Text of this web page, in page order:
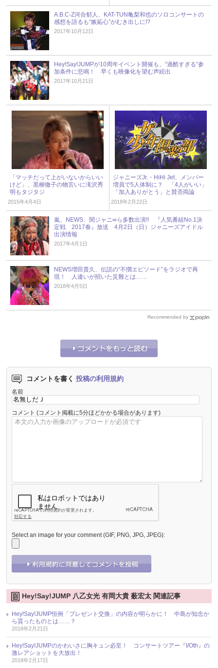
A.B.C-Z河合郁人、KAT-TUN亀梨和也のソロコンサートの
感想を語るも“嫉妬心”がむき出しに!?
2017年10月12日
Hey!Say!JUMPが10周年イベント開催も、“過酷すぎる”参
加条件に悲鳴！ 早くも映像化を望む声続出
2017年10月21日
「マッチだって上がいないからいい
けど」、黒柳徹子の物言いに滝沢秀
明もタジタジ
2015年4月4日
ジャニーズJr.・HiHi Jet、メンバー
増員で5人体制に？ 「4人がいい」
「加入ありがとう」と賛否両論
2018年2月22日
嵐、NEWS、関ジャニ∞ら多数出演!! 『人気番組No.1決
定戦 2017春』放送 4月2日（日）ジャニーズアイドル
出演情報
2017年4月1日
NEWS増田貴久、伝説の“不憫エピソード”をラジオで再
現！ 人違いが招いた災難とは……
2018年4月5日
Recommended by
コメントを書く 投稿の利用規約
名前
コメント (コメント掲載に5分ほどかかる場合があります)
Select an image for your comment (GIF, PNG, JPG, JPEG):
Hey!Say!JUMP 八乙女光 有岡大貴 薮宏太 関連記事
Hey!Say!JUMP恒例「プレゼント交換」の内容が明らかに！ 中島が知念か
ら貰ったものとは……？
2018年2月21日
Hey!Say!JUMPのかわいさに胸キュン必至！ コンサートツアー『I/Oth』の
激レアショットを大放出！
2018年2月17日